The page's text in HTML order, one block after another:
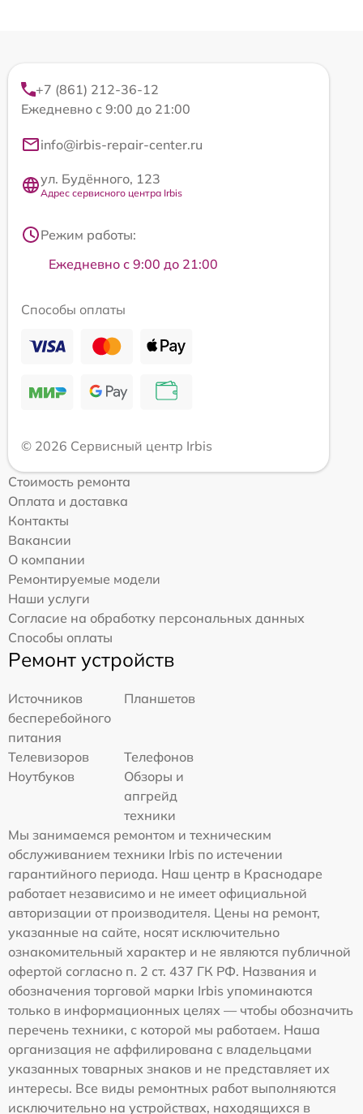
+7 (861) 212-36-12
Ежедневно с 9:00 до 21:00
info@irbis-repair-center.ru
ул. Будённого, 123
Адрес сервисного центра Irbis
Режим работы:
Ежедневно с 9:00 до 21:00
Способы оплаты
© 2026 Сервисный центр Irbis
Стоимость ремонта
Оплата и доставка
Контакты
Вакансии
О компании
Ремонтируемые модели
Наши услуги
Согласие на обработку персональных данных
Способы оплаты
Ремонт устройств
Источников
бесперебойного
питания
Планшетов
Телевизоров
Телефонов
Ноутбуков
Обзоры и
апгрейд
техники
Мы занимаемся ремонтом и техническим
обслуживанием техники Irbis по истечении
гарантийного периода. Наш центр в Краснодаре
работает независимо и не имеет официальной
авторизации от производителя. Цены на ремонт,
указанные на сайте, носят исключительно
ознакомительный характер и не являются публичной
офертой согласно п. 2 ст. 437 ГК РФ. Названия и
обозначения торговой марки Irbis упоминаются
только в информационных целях — чтобы обозначить
перечень техники, с которой мы работаем. Наша
организация не аффилирована с владельцами
указанных товарных знаков и не представляет их
интересы. Все виды ремонтных работ выполняются
исключительно на устройствах, находящихся в